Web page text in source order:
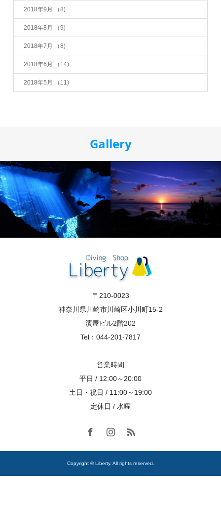
2018年9月 （8)
2018年8月 （9)
2018年7月 （8)
2018年6月 （14)
2018年5月 （11)
Gallery
〒210-0023
神奈川県川崎市川崎区小川町15-2
濱屋ビル2階202
Tel：044-201-7817
営業時間
平日 / 12:00～20:00
土日・祝日 / 11:00～19:00
定休日 / 水曜
Copyright © Liberty. All rights reserved.